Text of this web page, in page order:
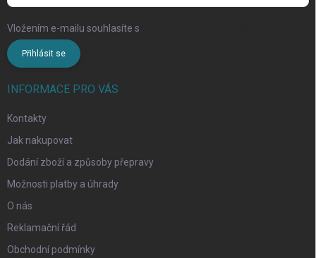
Vložením e-mailu souhlasíte s
Přihlásit se
INFORMACE PRO VÁS
Kontakty
Jak nakupovat
Dodání zboží a způsoby přepravy
Možnosti platby a úhrady
O nás
Reklamační řád
Obchodní podmínky